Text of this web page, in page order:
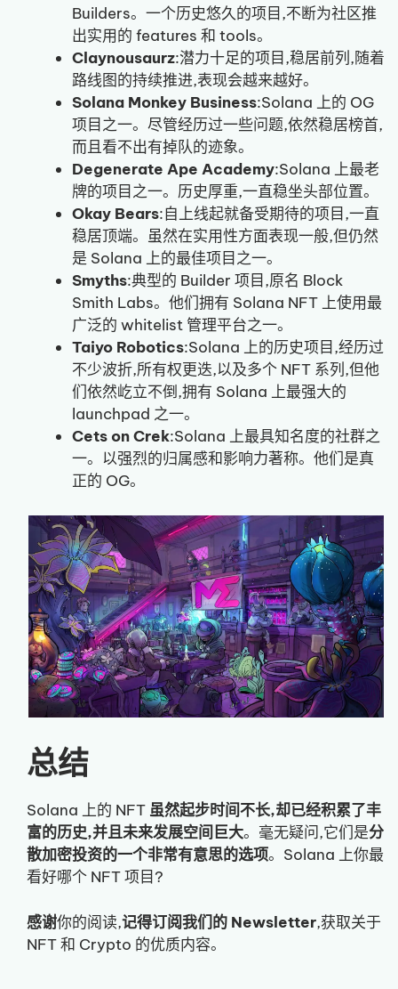
Builders。一个历史悠久的项目,不断为社区推
出实用的 features 和 tools。
Claynousaurz:潜力十足的项目,稳居前列,随着
路线图的持续推进,表现会越来越好。
Solana Monkey Business:Solana 上的 OG
项目之一。尽管经历过一些问题,依然稳居榜首,
而且看不出有掉队的迹象。
Degenerate Ape Academy:Solana 上最老
牌的项目之一。历史厚重,一直稳坐头部位置。
Okay Bears:自上线起就备受期待的项目,一直
稳居顶端。虽然在实用性方面表现一般,但仍然
是 Solana 上的最佳项目之一。
Smyths:典型的 Builder 项目,原名 Block
Smith Labs。他们拥有 Solana NFT 上使用最
广泛的 whitelist 管理平台之一。
Taiyo Robotics:Solana 上的历史项目,经历过
不少波折,所有权更迭,以及多个 NFT 系列,但他
们依然屹立不倒,拥有 Solana 上最强大的
launchpad 之一。
Cets on Crek:Solana 上最具知名度的社群之
一。以强烈的归属感和影响力著称。他们是真
正的 OG。
总结
Solana 上的 NFT 虽然起步时间不长,却已经积累了丰
富的历史,并且未来发展空间巨大。毫无疑问,它们是分
散加密投资的一个非常有意思的选项。Solana 上你最
看好哪个 NFT 项目?
感谢你的阅读,记得订阅我们的 Newsletter,获取关于
NFT 和 Crypto 的优质内容。